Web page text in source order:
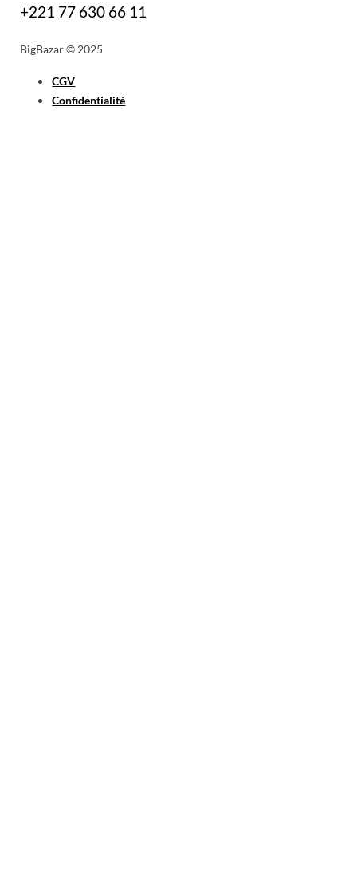
+221 77 630 66 11
BigBazar © 2025
CGV
Confidentialité